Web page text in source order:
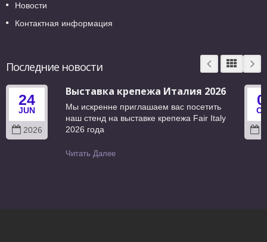
Новости
Контактная информация
Последние новости
24
JUN
2026
Выставка крепежа Италия 2026
Мы искренне приглашаем вас посетить
наш стенд на выставке крепежа Fair Italy
2026 года
Читать Далее